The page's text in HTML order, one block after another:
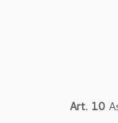
Art. 10